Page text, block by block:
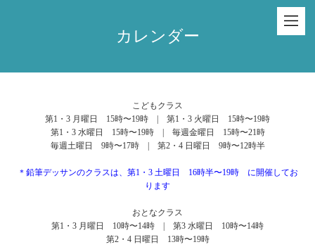
カレンダー
こどもクラス
第1・3 月曜日 15時〜19時 | 第1・3 火曜日 15時〜19時
第1・3 水曜日 15時〜19時 | 毎週金曜日 15時〜21時
毎週土曜日 9時〜17時 | 第2・4 日曜日 9時〜12時半
＊鉛筆デッサンのクラスは、第1・3 土曜日 16時半〜19時 に開催してお
ります
おとなクラス
第1・3 月曜日 10時〜14時 | 第3 水曜日 10時〜14時
第2・4 日曜日 13時〜19時